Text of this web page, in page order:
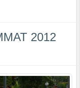
2012